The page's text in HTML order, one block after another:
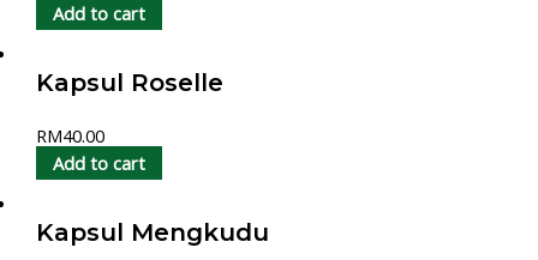
Add to cart
Kapsul Roselle
RM40.00
Add to cart
Kapsul Mengkudu